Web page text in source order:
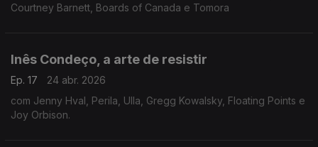
Courtney Barnett, Boards of Canada e Tomora
Inês Condeço, a arte de resistir
Ep. 17
24 abr. 2026
com Jenny Hval, Perila, Ulla, Gregg Kowalsky, Floating Points e
Joy Orbison.